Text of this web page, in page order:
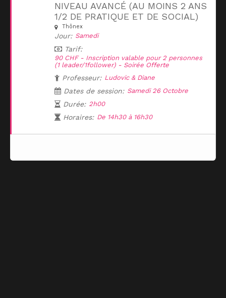
NIVEAU AVANCÉ (AU MOINS 2 ANS
1/2 DE PRATIQUE ET DE SOCIAL)
Thônex
Jour: Samedi
Tarif:
90 CHF - Inscription valable pour 2 personnes
(1 leader/1follower) - Soirée Offerte
Professeur: Ludovic & Diane
Dates de session: Samedi 26 Octobre
Durée: 2h00
Horaires: De 14h30 à 16h30